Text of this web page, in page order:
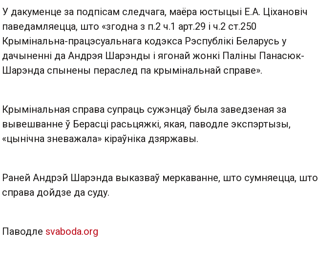
У дакуменце за подпісам следчага, маёра юстыцыі E.A. Ціхановіч
паведамляецца, што «згодна з п.2 ч.1 арт.29 і ч.2 ст.250
Крымінальна-працэсуальнага кодэкса Рэспублікі Беларусь у
дачыненні да Андрэя Шарэнды і ягонай жонкі Паліны Панасюк-
Шарэнда спынены пераслед па крымінальнай справе».
Крымінальная справа супраць сужэнцаў была заведзеная за
вывешванне ў Берасці расьцяжкі, якая, паводле экспэртызы,
«цынічна зневажала» кіраўніка дзяржавы.
Раней Андрэй Шарэнда выказваў меркаванне, што сумняецца, што
справа дойдзе да суду.
Паводле svaboda.org